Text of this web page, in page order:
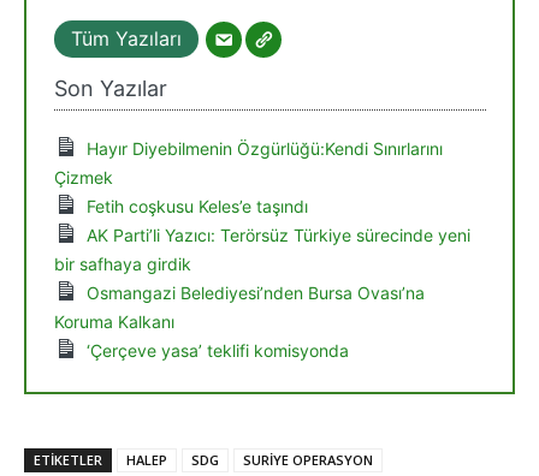
Tüm Yazıları
Son Yazılar
Hayır Diyebilmenin Özgürlüğü:Kendi Sınırlarını
Çizmek
Fetih coşkusu Keles’e taşındı
AK Parti’li Yazıcı: Terörsüz Türkiye sürecinde yeni
bir safhaya girdik
Osmangazi Belediyesi’nden Bursa Ovası’na
Koruma Kalkanı
‘Çerçeve yasa’ teklifi komisyonda
ETIKETLER HALEP SDG SURİYE OPERASYON